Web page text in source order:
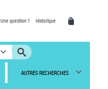
Une question ? Historique
AUTRES RECHERCHES